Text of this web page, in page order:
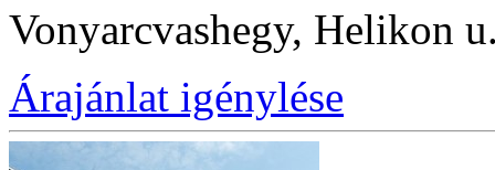
Vonyarcvashegy, Helikon
Árajánlat igénylése